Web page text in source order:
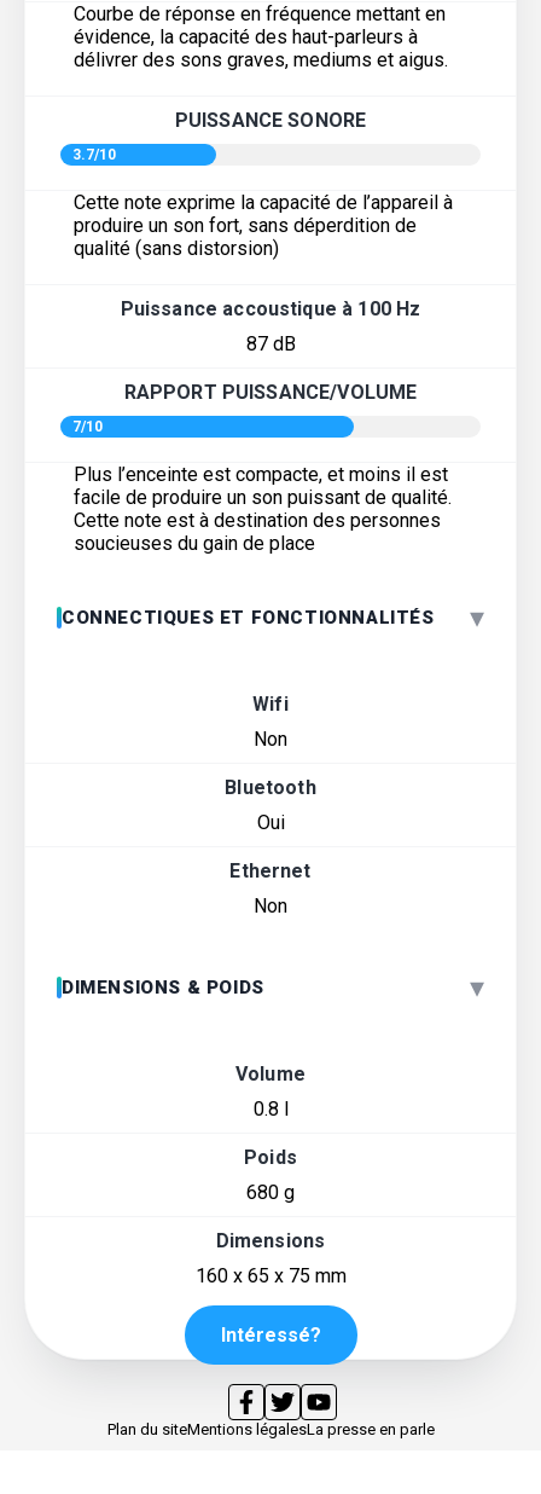
Courbe de réponse en fréquence mettant en
évidence, la capacité des haut-parleurs à
délivrer des sons graves, mediums et aigus.
PUISSANCE SONORE
3.7/10
Cette note exprime la capacité de l’appareil à
produire un son fort, sans déperdition de
qualité (sans distorsion)
Puissance accoustique à 100 Hz
87 dB
RAPPORT PUISSANCE/VOLUME
7/10
Plus l’enceinte est compacte, et moins il est
facile de produire un son puissant de qualité.
Cette note est à destination des personnes
soucieuses du gain de place
CONNECTIQUES ET FONCTIONNALITÉS ▾
Wifi
Non
Bluetooth
Oui
Ethernet
Non
DIMENSIONS & POIDS ▾
Volume
0.8 l
Poids
680 g
Dimensions
160 x 65 x 75 mm
Intéressé?
Plan du siteMentions légalesLa presse en parle